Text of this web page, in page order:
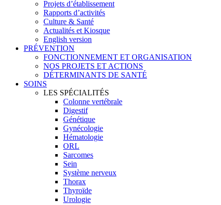
Projets d’établissement
Rapports d’activités
Culture & Santé
Actualités et Kiosque
English version
PRÉVENTION
FONCTIONNEMENT ET ORGANISATION
NOS PROJETS ET ACTIONS
DÉTERMINANTS DE SANTÉ
SOINS
LES SPÉCIALITÉS
Colonne vertébrale
Digestif
Génétique
Gynécologie
Hématologie
ORL
Sarcomes
Sein
Système nerveux
Thorax
Thyroïde
Urologie